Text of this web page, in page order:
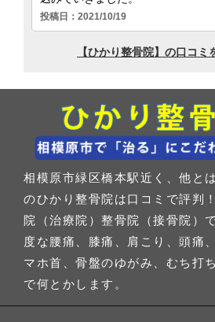
相模原市緑区橋本駅近く、他と
のひかり整骨院は口コミで評判
院（治療院）整骨院（接骨院）
度な腰痛、膝痛、肩こり、頭痛
マホ首、骨盤のゆがみ、むち打
で何とかします。